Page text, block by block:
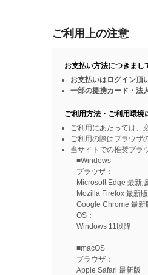
ご利用上の注意
お支払い方法につきまし
お支払いはログイン頂
一部の提携カード・法
ご利用方法・ご利用環境
ご利用にあたっては、
ご利用の際はブラウザ
当サイトでの推奨ブラ
■Windows
ブラウザ：
Microsoft Edge 最新版
Mozilla Firefox 最新版
Google Chrome 最新
OS：
Windows 11以降
■macOS
ブラウザ：
Apple Safari 最新版